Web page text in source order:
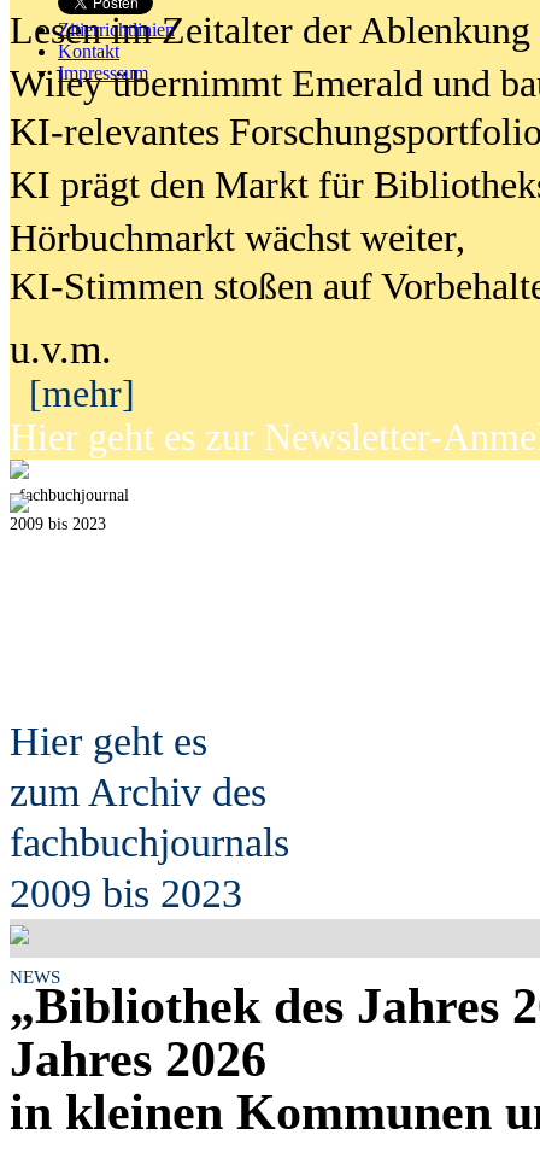
Zitierrichtlinien
Kontakt
Impresssum
Lesen im Zeitalter der Ablenkung
Wiley übernimmt Emerald und
KI-relevantes
KI prägt den Markt für
Hörbuchmarkt wächst weiter,
KI-Stimmen stoßen auf
u.v.m.
[mehr]
Hier geht es zur Newsletter-
fachbuchjournal
2009 bis 2023
Hier geht es
zum Archiv des
fachbuchjournals
2009 bis 2023
NEWS
„Bibliothek des Jahres
Jahres 2026
in kleinen Kommunen